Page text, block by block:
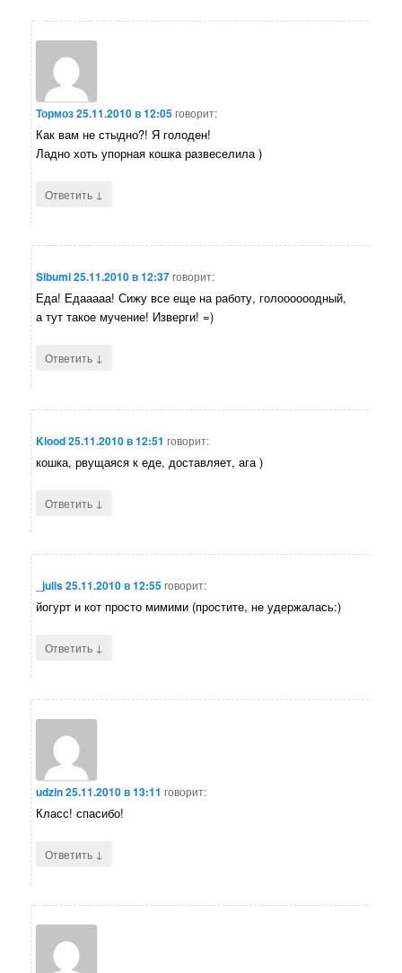
Тормоз25.11.2010 в 12:05говорит:
Как вам не стыдно?! Я голоден!
Ладно хоть упорная кошка развеселила )
Ответить ↓
Sibumi25.11.2010 в 12:37говорит:
Еда! Едааааа! Сижу все еще на работу, голоооооодный,
а тут такое мучение! Изверги! =)
Ответить ↓
Klood25.11.2010 в 12:51 говорит:
кошка, рвущаяся к еде, доставляет, ага )
Ответить ↓
_julis25.11.2010 в 12:55говорит:
йогурт и кот просто мимими (простите, не удержалась:)
Ответить ↓
udzin25.11.2010 в 13:11 говорит:
Класс! спасибо!
Ответить ↓